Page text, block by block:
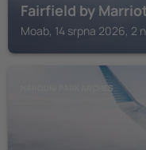
Fairfield by
Moab, 14 srpna 2026, 2
NÁRODNÍ PARK ARCHES